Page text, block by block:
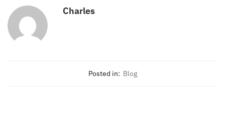
Charles
Posted in: Blog